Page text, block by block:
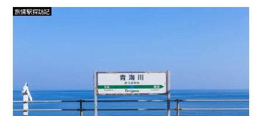
旅情駅探訪記